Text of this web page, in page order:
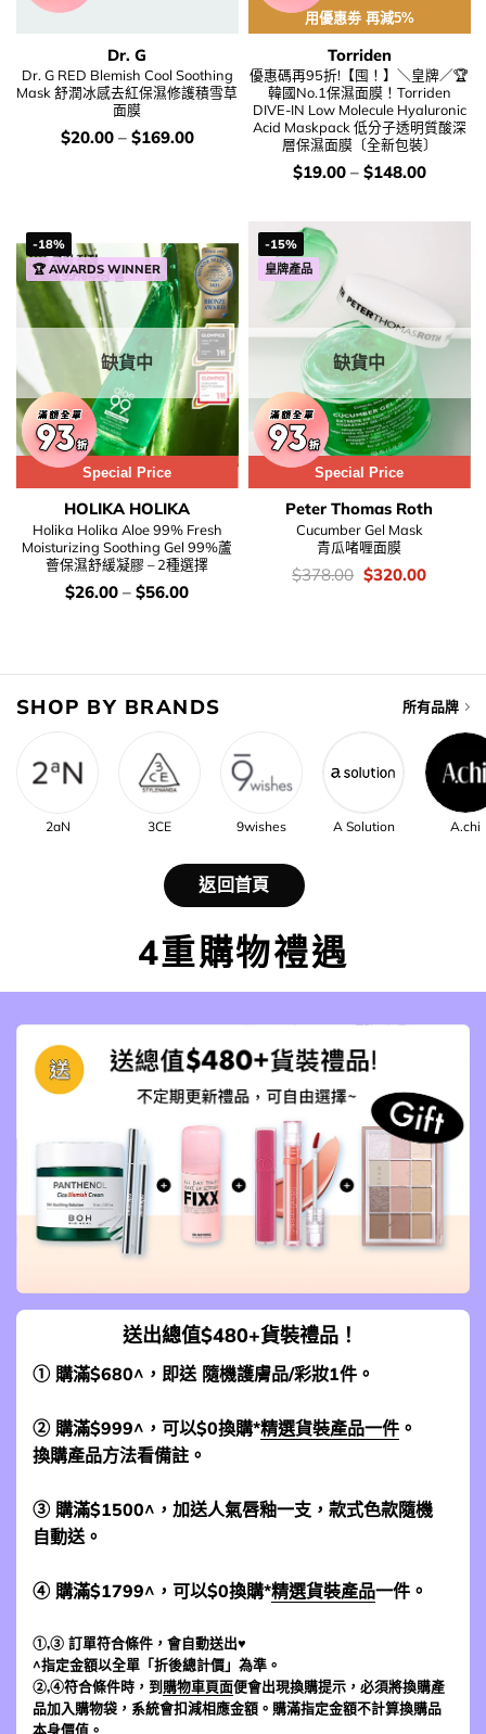
Dr. G
Dr. G RED Blemish Cool Soothing
Mask 舒潤冰感去紅保濕修護積雪草
面膜
價
$20.00– $169.00
用優惠劵 再減5%
Torriden
優惠碼再95折!【囤！】＼皇牌／🏆
韓國No.1保濕面膜！Torriden
DIVE-IN Low Molecule Hyaluronic
Acid Maskpack 低分子透明質酸深
層保濕面膜〔全新包裝〕
價
$19.00– $148.00
-18%
🏆 AWARDS WINNER
Special Price
缺貨中
HOLIKA HOLIKA
Holika Holika Aloe 99% Fresh
Moisturizing Soothing Gel 99%蘆
薈保濕舒緩凝膠 – 2種選擇
價
錢：
$26.00 – $56.00
-15%
皇牌產品
Special Price
缺貨中
Peter Thomas Roth
Cucumber Gel Mask
青瓜啫喱面膜
價
錢：
$378.00 Original
price
$320.00Current
SHOP BY BRANDS 所有品牌
2aN 3CE 9wishes A Solution A.chi
返回首頁
4重購物禮遇
送出總值$480+貨裝禮品！
① 購滿$680^，即送 隨機護膚品/彩妝1件。
② 購滿$999^，可以$0換購*精選貨裝產品一件 。
換購產品方法看備註。
③ 購滿$1500^，加送人氣唇釉一支，款式色款隨機
自動送。
④ 購滿$1799^，可以$0換購*精選貨裝產品一件。
①,③ 訂單符合條件，會自動送出♥
^指定金額以全單「折後總計價」為準。
②,④符合條件時，到 購物車頁面便會出現換購提示，必須將換購產
品加入購物袋，系統會扣減相應金額。購滿指定金額不計算換購品
本身價值。